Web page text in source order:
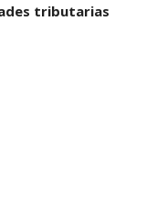
tributarias